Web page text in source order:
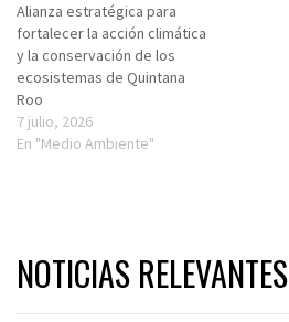
Alianza estratégica para
fortalecer la acción climática
y la conservación de los
ecosistemas de Quintana
Roo
7 julio, 2026
En "Medio Ambiente"
NOTICIAS RELEVANTES